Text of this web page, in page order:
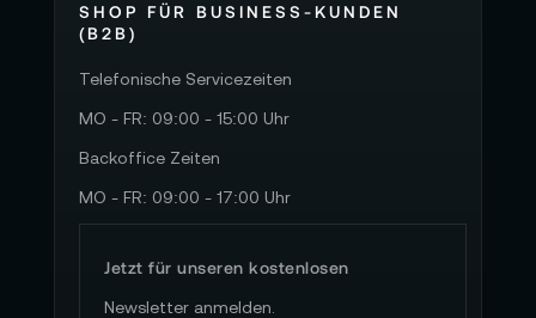
SHOP FÜR BUSINESS-KUNDEN
(B2B)
Telefonische Servicezeiten
MO - FR: 09:00 - 15:00 Uhr
Backoffice Zeiten
MO - FR: 09:00 - 17:00 Uhr
Jetzt für unseren kostenlosen
Newsletter anmelden.